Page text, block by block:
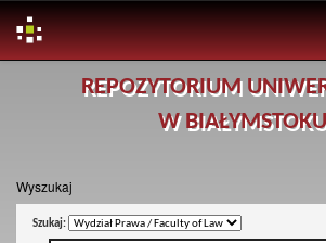
REPOZYTORIUM
W BIAŁYMSTOKU
Wyszukaj
Szukaj: